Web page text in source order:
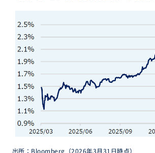
出所：Bloomberg（2026年3月31日時点）